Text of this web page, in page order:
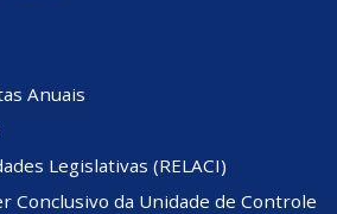
Anuais
Legislativas (RELACI)
Conclusivo da Unidade de Controle